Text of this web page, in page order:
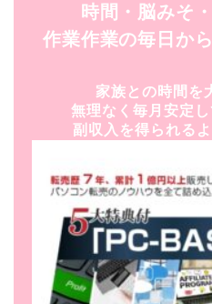
時間・脳みそ
作業作業の毎日か
家族との時間を
無理なく毎月安定
副収入を得られる